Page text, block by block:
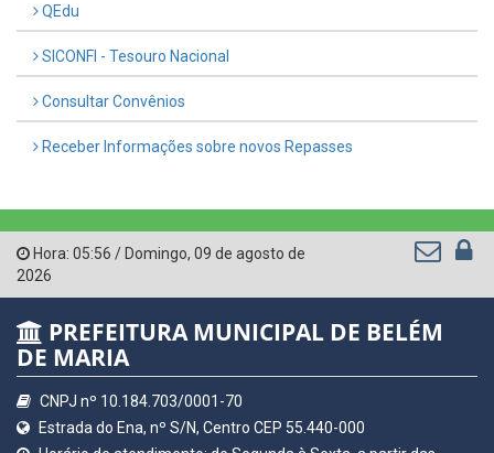
QEdu
SICONFI - Tesouro Nacional
Consultar Convênios
Receber Informações sobre novos Repasses
Hora: 05:56 / Domingo, 09 de agosto de
2026
PREFEITURA MUNICIPAL DE BELÉM
DE MARIA
CNPJ nº 10.184.703/0001-70
Estrada do Ena, nº S/N, Centro CEP 55.440-000